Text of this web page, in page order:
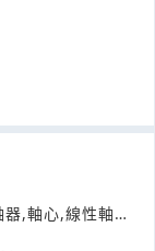
,軸心,線性軸承,